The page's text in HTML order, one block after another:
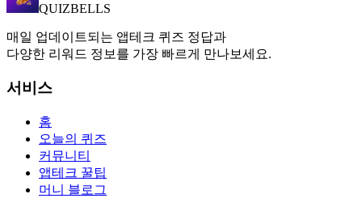
QUIZBELLS
매일 업데이트되는 앱테크 퀴즈 정답과
다양한 리워드 정보를 가장 빠르게 만나보세요.
서비스
홈
오늘의 퀴즈
커뮤니티
앱테크 꿀팁
머니 블로그